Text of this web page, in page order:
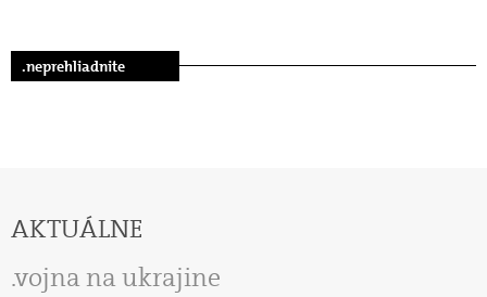
.neprehliadnite
AKTUÁLNE
vojna na ukrajine